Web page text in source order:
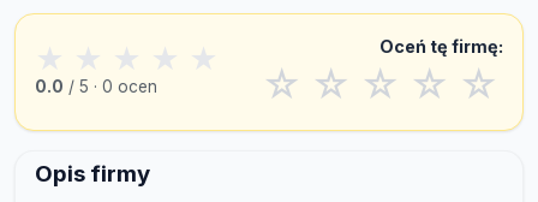
★ ★ ★ ★ ★
0.0 / 5 · 0 ocen
Oceń tę firmę:
☆ ☆ ☆ ☆ ☆
Opis firmy